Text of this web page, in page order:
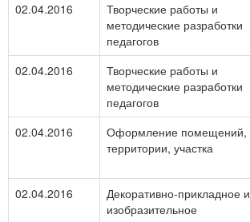
02.04.2016
Творческие работы и
методические разработки
педагогов
02.04.2016
Творческие работы и
методические разработки
педагогов
02.04.2016
Оформление помещений,
территории, участка
02.04.2016
Декоративно-прикладное и
изобразительное